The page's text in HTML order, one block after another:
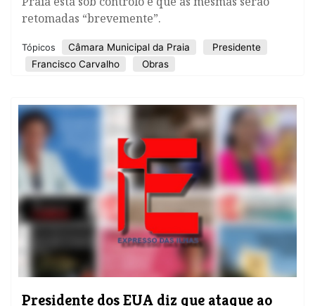
retomadas “brevemente”.
Tópicos Câmara Municipal da Praia
Presidente
Francisco Carvalho
Obras
Presidente dos EUA diz que ataque ao